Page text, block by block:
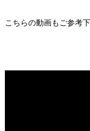
こちらの動画もご参考下